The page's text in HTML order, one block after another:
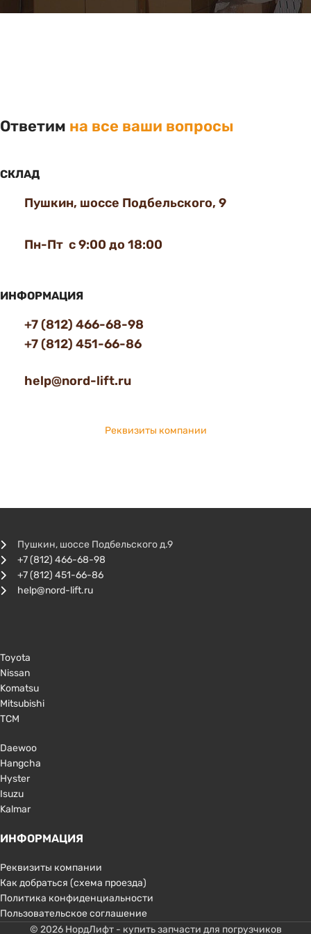
Ответим на все ваши вопросы
СКЛАД
Пушкин, шоссе Подбельского, 9
Пн-Пт с 9:00 до 18:00
ИНФОРМАЦИЯ
+7 (812) 466-68-98
+7 (812) 451-66-86
help@nord-lift.ru
Реквизиты компании
Пушкин, шоссе Подбельского д.9
+7 (812) 466-68-98
+7 (812) 451-66-86
help@nord-lift.ru
Toyota
Nissan
Komatsu
Mitsubishi
TCM
Daewoo
Hangcha
Hyster
Isuzu
Kalmar
ИНФОРМАЦИЯ
Реквизиты компании
Как добраться (схема проезда)
Политика конфиденциальности
Пользовательское соглашение
© 2026 НордЛифт - купить запчасти для погрузчиков